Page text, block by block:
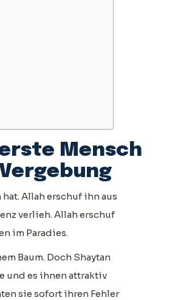
erste Mensch
Allah erschuf ihn aus
verlieh. Allah erschuf
im Paradies.
Baum. Doch Shaytan
und es ihnen attraktiv
sie sofort ihren Fehler